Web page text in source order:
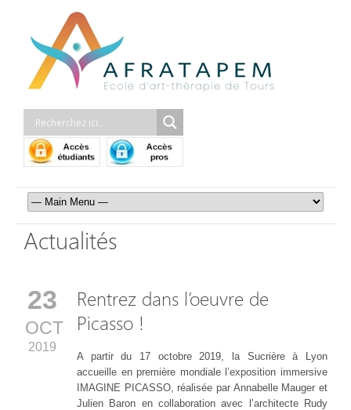
Actualités
23
OCT
2019
Rentrez dans l’oeuvre de
Picasso !
A partir du 17 octobre 2019, la Sucrière à Lyon
accueille en première mondiale l’exposition immersive
IMAGINE PICASSO, réalisée par Annabelle Mauger et
Julien Baron en collaboration avec l’architecte Rudy